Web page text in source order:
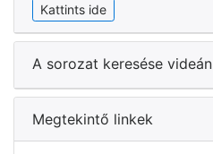
Kattints ide
A sorozat keresése videán
Megtekintő linkek